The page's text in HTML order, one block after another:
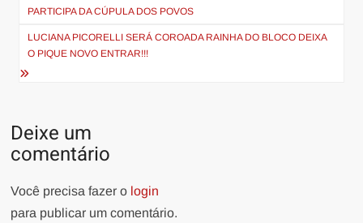
Post
PARTICIPA DA CÚPULA DOS POVOS
LUCIANA PICORELLI SERÁ COROADA RAINHA DO BLOCO DEIXA
O PIQUE NOVO ENTRAR!!!
Deixe um
comentário
Você precisa fazer o login
para publicar um comentário.